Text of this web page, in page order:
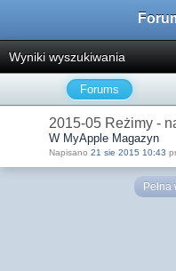
Wyniki wyszukiwania
Forums
2015-05 Reżimy -
W MyApple Magazyn
Napisano 21 sie 2015 10:43